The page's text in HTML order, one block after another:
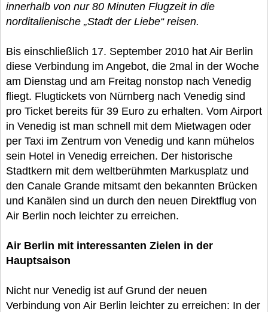
innerhalb von nur 80 Minuten Flugzeit in die
norditalienische „Stadt der Liebe“ reisen.
Bis einschließlich 17. September 2010 hat Air Berlin
diese Verbindung im Angebot, die 2mal in der Woche
am Dienstag und am Freitag nonstop nach Venedig
fliegt. Flugtickets von Nürnberg nach Venedig sind
pro Ticket bereits für 39 Euro zu erhalten. Vom Airport
in Venedig ist man schnell mit dem Mietwagen oder
per Taxi im Zentrum von Venedig und kann mühelos
sein Hotel in Venedig erreichen. Der historische
Stadtkern mit dem weltberühmten Markusplatz und
den Canale Grande mitsamt den bekannten Brücken
und Kanälen sind un durch den neuen Direktflug von
Air Berlin noch leichter zu erreichen.
Air Berlin mit interessanten Zielen in der
Hauptsaison
Nicht nur Venedig ist auf Grund der neuen
Verbindung von Air Berlin leichter zu erreichen: In der